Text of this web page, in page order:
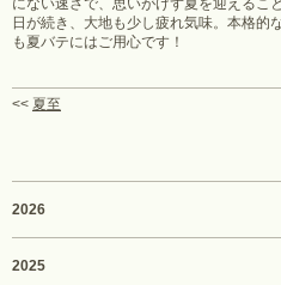
にない速さで、思いがけず夏を迎えるこ
日が続き、大地も少し疲れ気味。本格的
も夏バテにはご用心です！
<< 夏至
2026
2025